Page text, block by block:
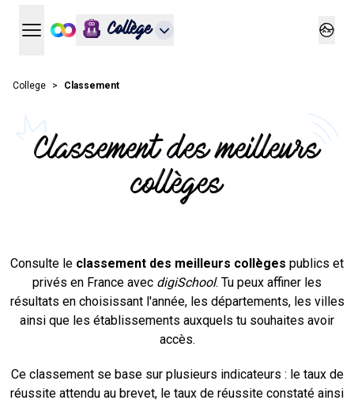
Ouvrir le menu principal
Collège
College Classement
Classement des meilleurs
collèges
Consulte le classement des meilleurs collèges publics et
privés en France avec digiSchool. Tu peux affiner les
résultats en choisissant l'année, les départements, les villes
ainsi que les établissements auxquels tu souhaites avoir
accès.
Ce classement se base sur plusieurs indicateurs : le taux de
réussite attendu au brevet, le taux de réussite constaté ainsi